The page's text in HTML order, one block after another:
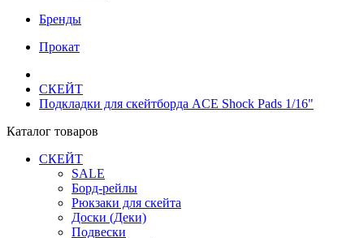
Бренды
Прокат
СКЕЙТ
Подкладки для скейтборда ACE Shock Pads 1/16"
Каталог товаров
СКЕЙТ
SALE
Борд-рейлы
Рюкзаки для скейта
Доски (Деки)
Подвески